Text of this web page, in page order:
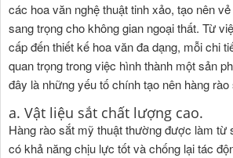
các hoa văn nghệ thuật tinh xảo, tạo nên
sang trọng cho không gian ngoại thất. Từ
cấp đến thiết kế hoa văn đa dạng, mỗi chi
quan trọng trong việc hình thành một sản
đây là những yếu tố chính tạo nên hàng
a. Vật liệu sắt chất lượng cao.
Hàng rào sắt mỹ thuật thường được làm từ
có khả năng chịu lực tốt và chống lại tác